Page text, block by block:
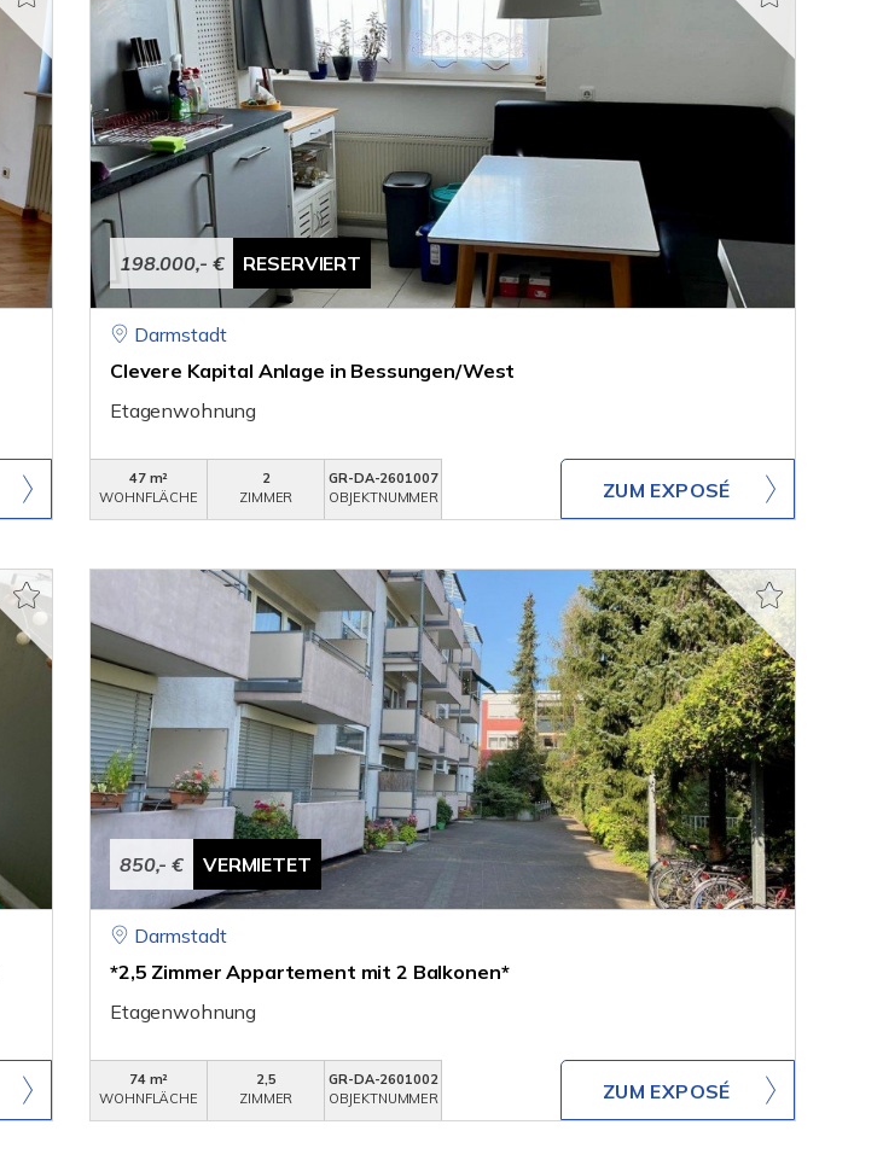
198.000,- € RESERVIERT
Darmstadt
Clevere Kapital Anlage in Bessungen/West
Etagenwohnung
47 m²
WOHNFLÄCHE
2
ZIMMER
GR-DA-2601007
OBJEKTNUMMER
ZUM EXPOSÉ
850,- € VERMIETET
Darmstadt
*2,5 Zimmer Appartement mit 2 Balkonen*
Etagenwohnung
74 m²
WOHNFLÄCHE
2,5
ZIMMER
GR-DA-2601002
OBJEKTNUMMER
ZUM EXPOSÉ